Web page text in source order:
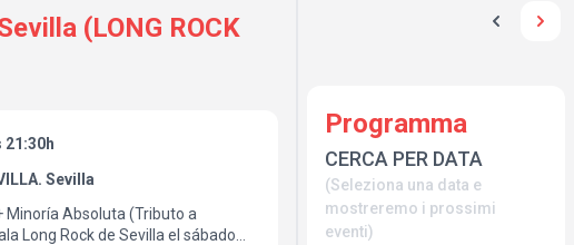
(LONG ROCK
21:30h
Sevilla
Minoría Absoluta (Tributo a
Long Rock de Sevilla el sábado
Programma
CERCA PER DATA
(Seleziona una data e
mostreremo i prossimi
eventi)